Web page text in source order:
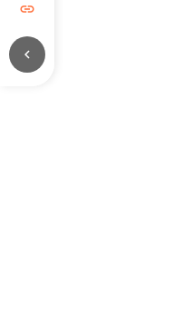
link
chevron_left